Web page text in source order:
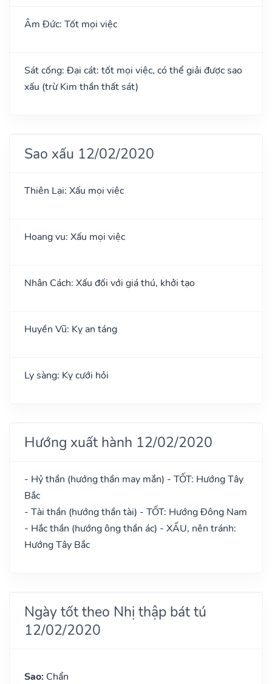
Âm Đức: Tốt mọi việc
Sát cống: Đại cát: tốt mọi việc, có thể giải được sao
xấu (trừ Kim thần thất sát)
Sao xấu 12/02/2020
Thiên Lại: Xấu mọi việc
Hoang vu: Xấu mọi việc
Nhân Cách: Xấu đối với giá thú, khởi tạo
Huyền Vũ: Kỵ an táng
Ly sàng: Kỵ cưới hỏi
Hướng xuất hành 12/02/2020
- Hỷ thần (hướng thần may mắn) - TỐT: Hướng Tây
Bắc
- Tài thần (hướng thần tài) - TỐT: Hướng Đông Nam
- Hắc thần (hướng ông thần ác) - XẤU, nên tránh:
Hướng Tây Bắc
Ngày tốt theo Nhị thập bát tú
12/02/2020
Sao: Chẩn